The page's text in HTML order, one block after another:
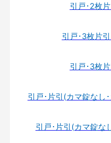
引戸･2枚
引戸･3枚片
引戸･3枚
引戸･片引(カマ錠なし
引戸･片引(カマ錠な